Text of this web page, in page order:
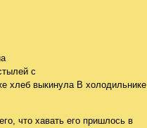
с
хлеб выкинула В холодильнике
что хавать его пришлось в